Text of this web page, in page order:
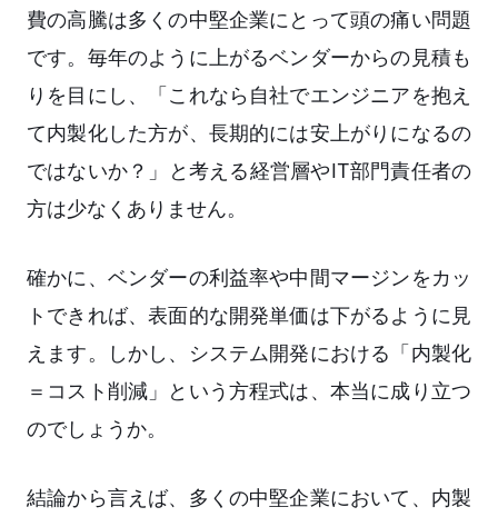
費の高騰は多くの中堅企業にとって頭の痛い問題
です。毎年のように上がるベンダーからの見積も
りを目にし、「これなら自社でエンジニアを抱え
て内製化した方が、長期的には安上がりになるの
ではないか？」と考える経営層やIT部門責任者の
方は少なくありません。
確かに、ベンダーの利益率や中間マージンをカッ
トできれば、表面的な開発単価は下がるように見
えます。しかし、システム開発における「内製化
＝コスト削減」という方程式は、本当に成り立つ
のでしょうか。
結論から言えば、多くの中堅企業において、内製